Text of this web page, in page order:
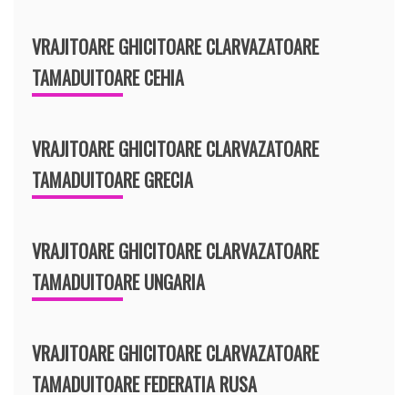
VRAJITOARE GHICITOARE CLARVAZATOARE
TAMADUITOARE CEHIA
VRAJITOARE GHICITOARE CLARVAZATOARE
TAMADUITOARE GRECIA
VRAJITOARE GHICITOARE CLARVAZATOARE
TAMADUITOARE UNGARIA
VRAJITOARE GHICITOARE CLARVAZATOARE
TAMADUITOARE FEDERATIA RUSA